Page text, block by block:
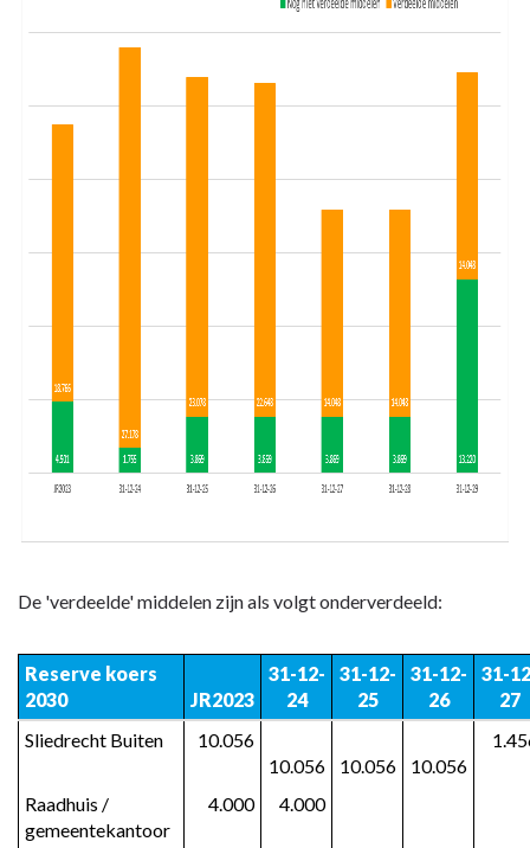
De 'verdeelde' middelen zijn als volgt onderverdeeld:
Reserve koers
2030
JR2023
31-12-
24
31-12-
25
31-12-
26
31-
27
Sliedrecht Buiten
10.056
10.056
10.056 10.056
Raadhuis /
gemeentekantoor
4.000 4.000